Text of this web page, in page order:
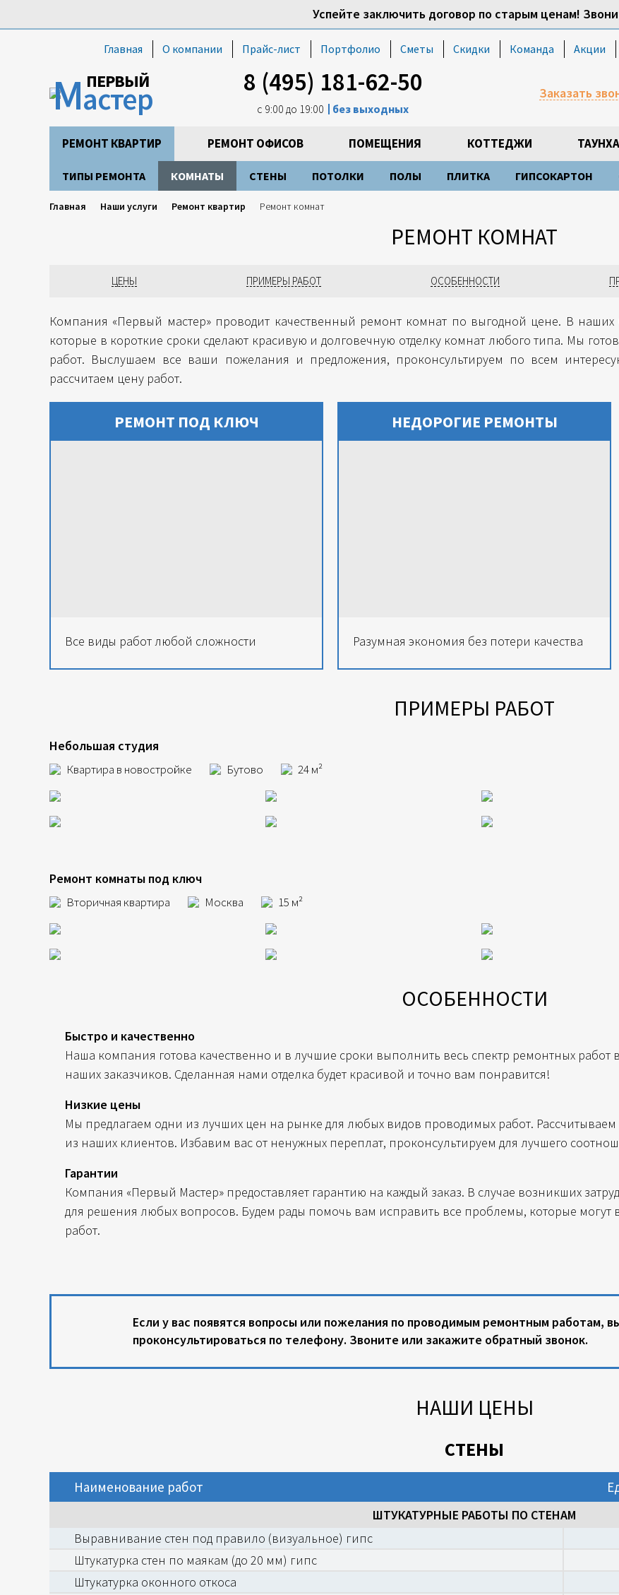
Главная О компании Прайс-лист Портфолио Сметы Скидки Команда Акции
ПЕРВЫЙ
Мастер 8 (495) 181-62-50
с 9:00 до 19:00 без выходных
Заказать
РЕМОНТ КВАРТИР
ТИПЫ РЕМОНТА КОМНАТЫ СТЕНЫ ПОТОЛКИ ПОЛЫ ПЛИТКА ГИПСОКАРТОН
РЕМОНТ ОФИСОВ ПОМЕЩЕНИЯ КОТТЕДЖИ
Успейте заключить договор по старым ценам!
Главная Наши услуги Ремонт квартир Ремонт комнат
РЕМОНТ КОМНАТ
ЦЕНЫ ПРИМЕРЫ РАБОТ ОСОБЕННОСТИ
Компания «Первый мастер» проводит качественный ремонт комнат по выгодной цене. В наших
которые в короткие сроки сделают красивую и долговечную отделку комнат любого типа. Мы
работ. Выслушаем все ваши пожелания и предложения, проконсультируем по всем
рассчитаем цену работ.
РЕМОНТ ПОД КЛЮЧ
Все виды работ любой сложности
НЕДОРОГИЕ РЕМОНТЫ
Разумная экономия без потери качества
ПРИМЕРЫ РАБОТ
Небольшая студия
Квартира в новостройке Бутово 24 м²
Ремонт комнаты под ключ
Вторичная квартира Москва 15 м²
ОСОБЕННОСТИ
Быстро и качественно
Наша компания готова качественно и в лучшие сроки выполнить весь спектр ремонтных
наших заказчиков. Сделанная нами отделка будет красивой и точно вам понравится!
Низкие цены
Мы предлагаем одни из лучших цен на рынке для любых видов проводимых работ.
из наших клиентов. Избавим вас от ненужных переплат, проконсультируем для лучшего
Гарантии
Компания «Первый Мастер» предоставляет гарантию на каждый заказ. В случае возникших
для решения любых вопросов. Будем рады помочь вам исправить все проблемы, которые могут
работ.
Если у вас появятся вопросы или пожелания по проводимым ремонтным работам,
проконсультироваться по телефону. Звоните или закажите обратный звонок.
НАШИ ЦЕНЫ
СТЕНЫ
Наименование работ
ШТУКАТУРНЫЕ РАБОТЫ ПО СТЕНАМ
Выравнивание стен под правило (визуальное) гипс
Штукатурка стен по маякам (до 20 мм) гипс
Штукатурка оконного откоса